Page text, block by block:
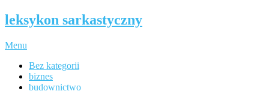
leksykon sarkastyczny
Menu
Bez kategorii
biznes
budownictwo